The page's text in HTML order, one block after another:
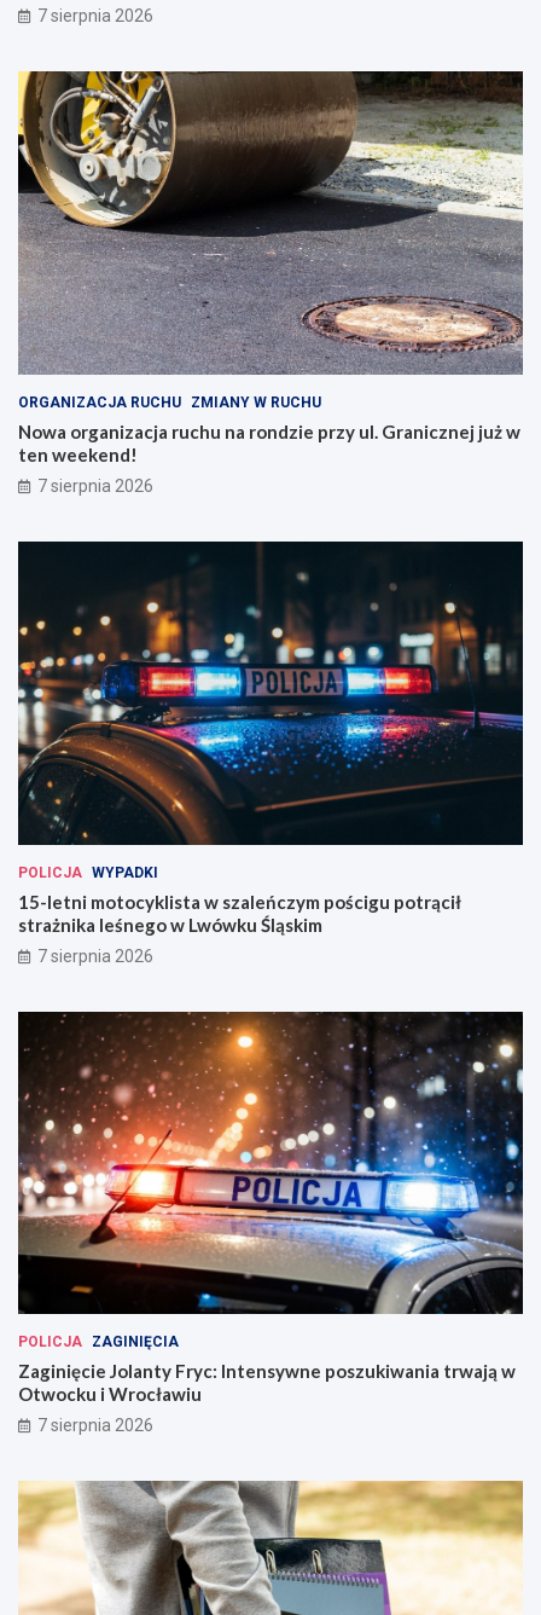
7 sierpnia 2026
ORGANIZACJA RUCHU ZMIANY W RUCHU
Nowa organizacja ruchu na rondzie przy ul. Granicznej już w
ten weekend!
7 sierpnia 2026
POLICJA WYPADKI
15-letni motocyklista w szaleńczym pościgu potrącił
strażnika leśnego w Lwówku Śląskim
7 sierpnia 2026
POLICJA ZAGINIĘCIA
Zaginięcie Jolanty Fryc: Intensywne poszukiwania trwają w
Otwocku i Wrocławiu
7 sierpnia 2026